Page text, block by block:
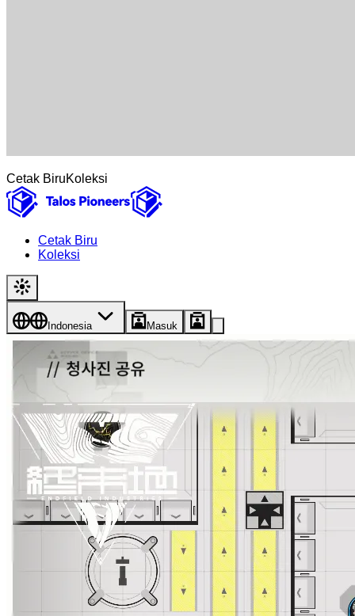
Cetak BiruKoleksi
Cetak Biru
Koleksi
Indonesia Masuk